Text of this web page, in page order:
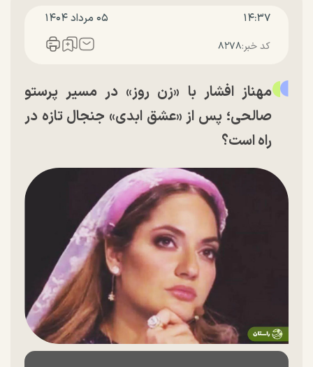
۱۴:۳۷ ۰۵ مرداد ۱۴۰۴
کد خبر:۸۲۷۸
مهناز افشار با «زن روز» در مسیر پرستو
صالحی؛ پس از «عشق ابدی» جنجال تازه در
راه است؟